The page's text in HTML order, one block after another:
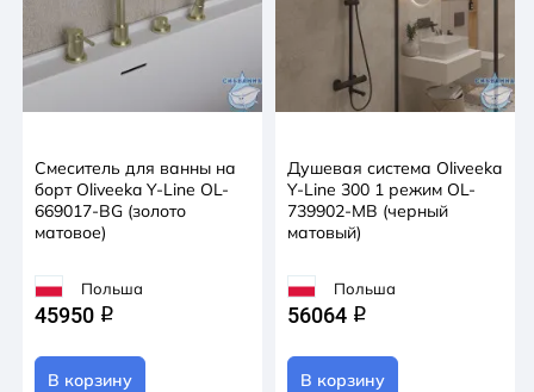
Смеситель для ванны на
борт Oliveeka Y-Line OL-
669017-BG (золото
матовое)
Польша
45950 q
В корзину
Душевая система Oliveeka
Y-Line 300 1 режим OL-
739902-MB (черный
матовый)
Польша
56064 q
В корзину